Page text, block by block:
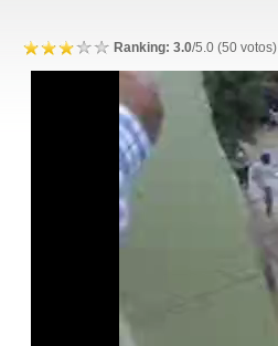
Ranking: 3.0/5.0 (50 votos)